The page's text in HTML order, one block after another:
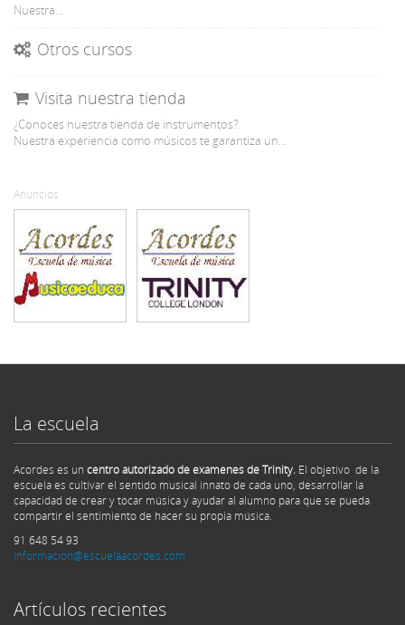
Nuestra...
Otros cursos
Visita nuestra tienda
¿Conoces nuestra tienda de instrumentos?.
Nuestra experiencia como músicos te garantiza un...
Anuncios
La escuela
Acordes es un centro autorizado de examenes de Trinity. El objetivo de la
escuela es cultivar el sentido musical innato de cada uno, desarrollar la
capacidad de crear y tocar música y ayudar al alumno para que se pueda
compartir el sentimiento de hacer su propia música.
91 648 54 93
informacion@escuelaacordes.com
Artículos recientes